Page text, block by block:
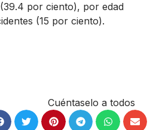
por ciento), por edad
(15 por ciento).
Cuéntaselo a todos